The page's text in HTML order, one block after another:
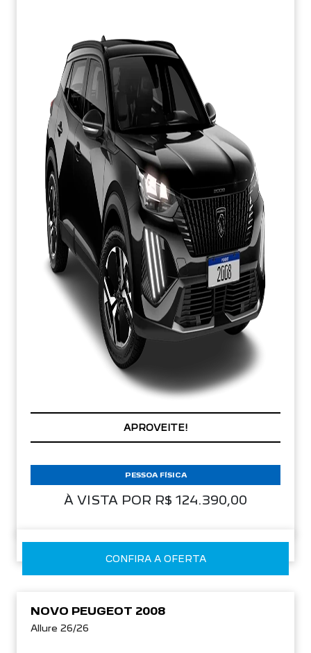
PREÇOS REDUZIDOS
À VISTA POR R$ 124.390,00
PESSOA FÍSICA
CONFIRA A OFERTA
NOVO PEUGEOT 2008
Allure 26/26